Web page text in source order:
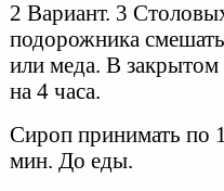
2 Вариант. 3
подорожника
или меда. В закрытом
на 4 часа.
Сироп принимать по
мин. До еды.